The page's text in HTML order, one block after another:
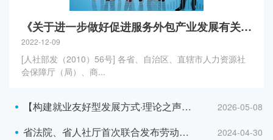
《关于进一步做好促进服务外包产业发展有关工作的通知》
2022-12-09
[人社部发（2010）56号] 各省、自治区、直辖市人力资源社
会保障厅（局）、商...
【构建就业友好型发展方式·理论之声】以择业新观念打开就业新天地 2026-05-08
省法院、省人社厅首次联合发布劳动争议典型案例 2024-04-30